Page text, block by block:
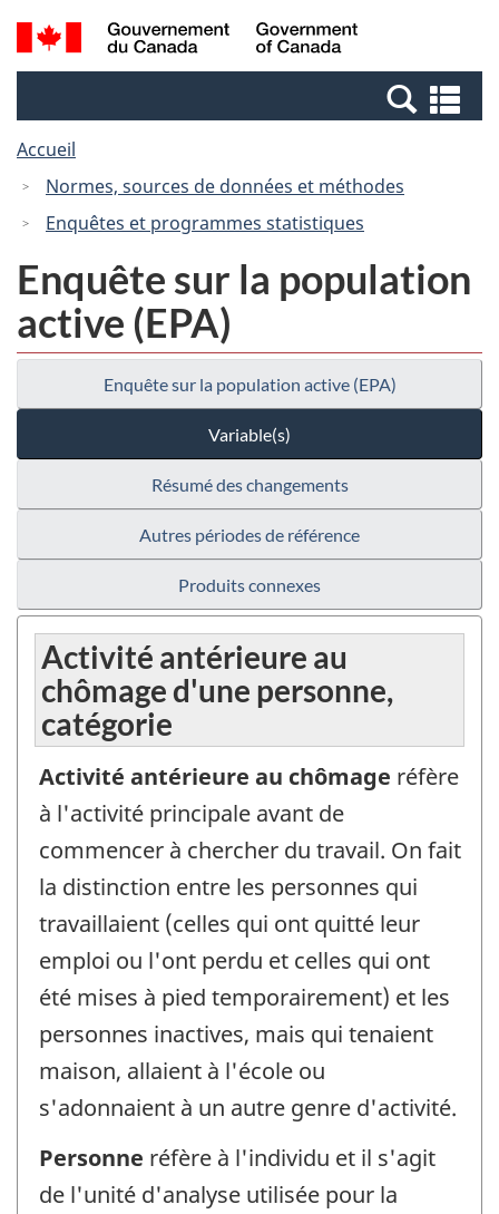
Passer
au
Passer
à
Canada
Recherche
et
et
Accueil
Normes, sources de données et méthodes
Enquêtes et programmes statistiques
Enquête sur la population
active (EPA)
Enquête sur la population active (EPA)
Variable(s)
Résumé des changements
Autres périodes de référence
Produits connexes
Activité antérieure au
chômage d'une personne,
catégorie
Activité antérieure au chômage réfère
à l'activité principale avant de
commencer à chercher du travail. On fait
la distinction entre les personnes qui
travaillaient (celles qui ont quitté leur
emploi ou l'ont perdu et celles qui ont
été mises à pied temporairement) et les
personnes inactives, mais qui tenaient
maison, allaient à l'école ou
s'adonnaient à un autre genre d'activité.
Personne réfère à l'individu et il s'agit
de l'unité d'analyse utilisée pour la